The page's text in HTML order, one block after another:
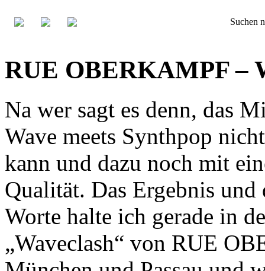
Suchen
RUE OBERKAMPF –
Na wer sagt es denn, das
Wave meets Synthpop
kann und dazu noch mit
Qualität. Das Ergebnis
Worte halte ich gerade in
„Waveclash“ von RUE